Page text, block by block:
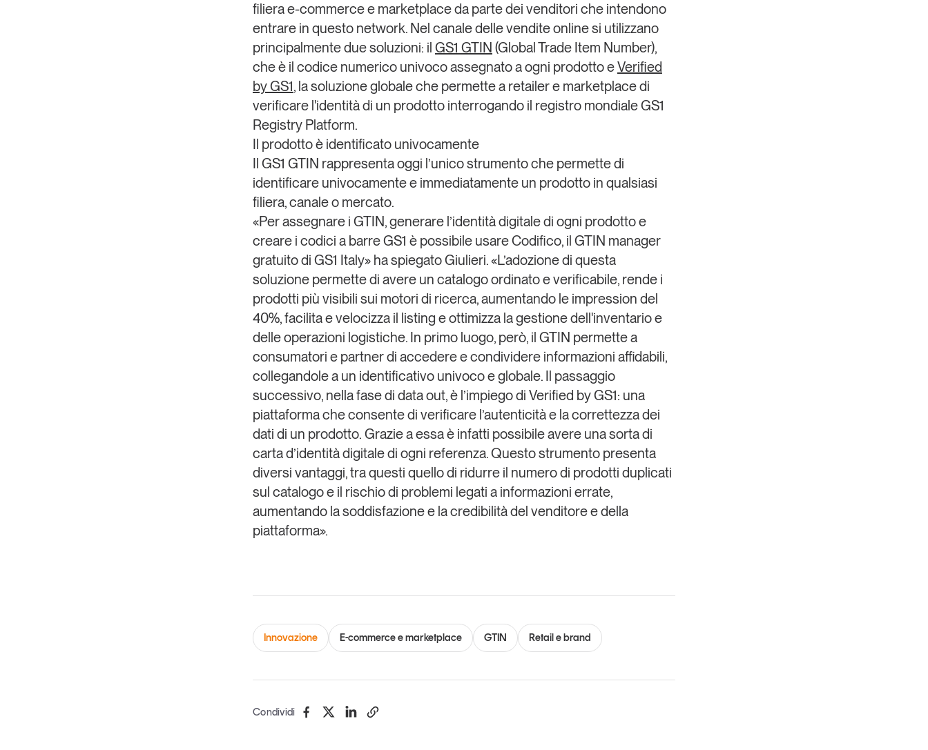
filiera e-commerce e marketplace da parte dei venditori che intendono
entrare in questo network. Nel canale delle vendite online si utilizzano
principalmente due soluzioni: il GS1 GTIN (Global Trade Item Number),
che èil codice numerico univoco assegnato a ogni prodottoeVerified
by GS1, la soluzione globale che permette a retailer e marketplace di
verificare l'identità di un prodotto interrogando il registro mondialeGS1
Registry Platform.
Il prodotto è identificato univocamente
Il GS1 GTIN rappresenta oggi l’unico strumento che permette di
identificare univocamente e immediatamente un prodottoin qualsiasi
filiera, canale o mercato.
«Per assegnare i GTIN, generare l’identità digitale di ogni prodotto e
creare i codici a barre GS1 è possibile usareCodifico, il GTIN manager
gratuito di GS1 Italy» ha spiegato Giulieri. «L’adozione di questa
soluzione permette di avere un catalogo ordinato e verificabile, rende i
prodotti più visibili sui motori di ricerca, aumentando le impression del
40%, facilita e velocizza il listing e ottimizza la gestione dell'inventario e
delle operazioni logistiche. In primo luogo, però, il GTIN permette a
consumatori e partner di accedere e condividere informazioni affidabili,
collegandole a un identificativo univoco e globale. Il passaggio
successivo, nella fase di data out, è l’impiego di Verified by GS1: una
piattaforma che consente di verificare l’autenticità e la correttezza dei
dati di un prodotto. Grazie a essa è infatti possibile avere una sorta di
carta d’identità digitale di ogni referenza. Questo strumento presenta
diversi vantaggi, tra questi quello di ridurre il numero di prodotti duplicati
sul catalogo e il rischio di problemi legati a informazioni errate,
aumentando la soddisfazione e la credibilità del venditore e della
piattaforma».
Innovazione E-commerce e marketplace GTIN Retail e brand
Condividi